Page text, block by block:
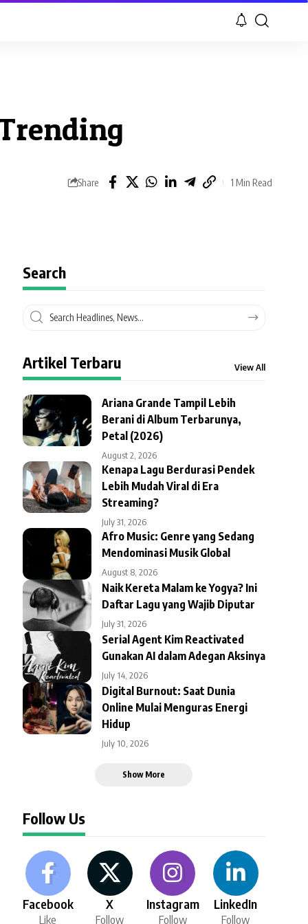
Share 1 Min Read
Search
Artikel Terbaru View All
Ariana Grande Tampil Lebih
Berani di Album Terbarunya,
Petal (2026)
August 2, 2026
Kenapa Lagu Berdurasi Pendek
Lebih Mudah Viral di Era
Streaming?
July 31, 2026
Afro Music: Genre yang Sedang
Mendominasi Musik Global
August 8, 2026
Naik Kereta Malam ke Yogya? Ini
Daftar Lagu yang Wajib Diputar
July 31, 2026
Serial Agent Kim Reactivated
Gunakan AI dalam Adegan Aksinya
July 14, 2026
Digital Burnout: Saat Dunia
Online Mulai Menguras Energi
Hidup
July 10, 2026
Show More
Follow Us
Facebook
Like
X
Follow
Instagram
Follow
LinkedIn
Follow